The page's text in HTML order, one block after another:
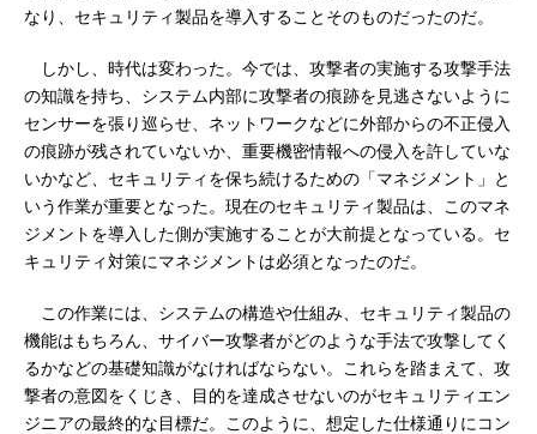
なり、セキュリティ製品を導入することそのものだったのだ。
しかし、時代は変わった。今では、攻撃者の実施する攻撃手法
の知識を持ち、システム内部に攻撃者の痕跡を見逃さないように
センサーを張り巡らせ、ネットワークなどに外部からの不正侵入
の痕跡が残されていないか、重要機密情報への侵入を許していな
いかなど、セキュリティを保ち続けるための「マネジメント」と
いう作業が重要となった。現在のセキュリティ製品は、このマネ
ジメントを導入した側が実施することが大前提となっている。セ
キュリティ対策にマネジメントは必須となったのだ。
この作業には、システムの構造や仕組み、セキュリティ製品の
機能はもちろん、サイバー攻撃者がどのような手法で攻撃してく
るかなどの基礎知識がなければならない。これらを踏まえて、攻
撃者の意図をくじき、目的を達成させないのがセキュリティエン
ジニアの最終的な目標だ。このように、想定した仕様通りにコン